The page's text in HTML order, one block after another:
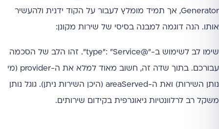
Generator, אך תמיד מומלץ לעבור על הקוד ידנית ולהעשיר
אותו. הנה דוגמה למבנה בסיסי של שירות מקונן:
שימו לב לשימוש ב-"@type": "Service". זהו הלב של הסכמה
עבורכם. בתוך שדה זה, חשוב מאוד למלא את ה-provider (מי
נותן השירות) ואת ה-areaServed (היכן השירות ניתן). גוגל נותן
משקל רב לרלוונטיות גיאוגרפית בקידום שירותים.